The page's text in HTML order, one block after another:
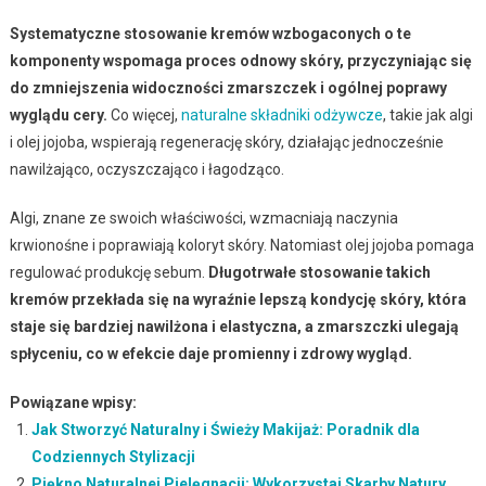
Systematyczne stosowanie kremów wzbogaconych o te
komponenty wspomaga proces odnowy skóry, przyczyniając się
do zmniejszenia widoczności zmarszczek i ogólnej poprawy
wyglądu cery. Co więcej, naturalne składniki odżywcze, takie jak algi
i olej jojoba, wspierają regenerację skóry, działając jednocześnie
nawilżająco, oczyszczająco i łagodząco.
Algi, znane ze swoich właściwości, wzmacniają naczynia
krwionośne i poprawiają koloryt skóry. Natomiast olej jojoba pomaga
regulować produkcję sebum.
Długotrwałe stosowanie takich
kremów przekłada się na wyraźnie lepszą kondycję skóry, która
staje się bardziej nawilżona i elastyczna, a zmarszczki ulegają
spłyceniu, co w efekcie daje promienny i zdrowy wygląd.
Powiązane wpisy:
Jak Stworzyć Naturalny i Świeży Makijaż: Poradnik dla
Codziennych Stylizacji